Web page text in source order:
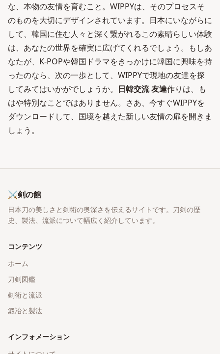
な、本物の友情を育むこと。WIPPYは、そのプロセスそ
のものを大切にデザインされています。日本にいながらに
して、韓国に住む人々と深く繋がれるこの素晴らしい体験
は、あなたの世界を確実に広げてくれるでしょう。もしあ
なたが、K-POPや韓国ドラマをきっかけに韓国に興味を持
ったのなら、次の一歩として、WIPPYで現地の友達を探
してみてはいかがでしょうか。 日韓交流 友達作りは、も
はや特別なことではありません。さあ、今すぐWIPPYを
ダウンロードして、国境を越えた新しい友情の扉を開きま
しょう。
⚔剣の館
日本刀の美しさと剣術の奥深さを伝えるサイトです。刀剣の歴
史、製法、流派について幅広く紹介しています。
コンテンツ
ホーム
刀剣図鑑
剣術と流派
鍛冶と製法
インフォメーション